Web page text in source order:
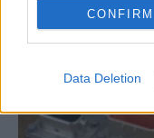
CONFIRM
Data Deletion